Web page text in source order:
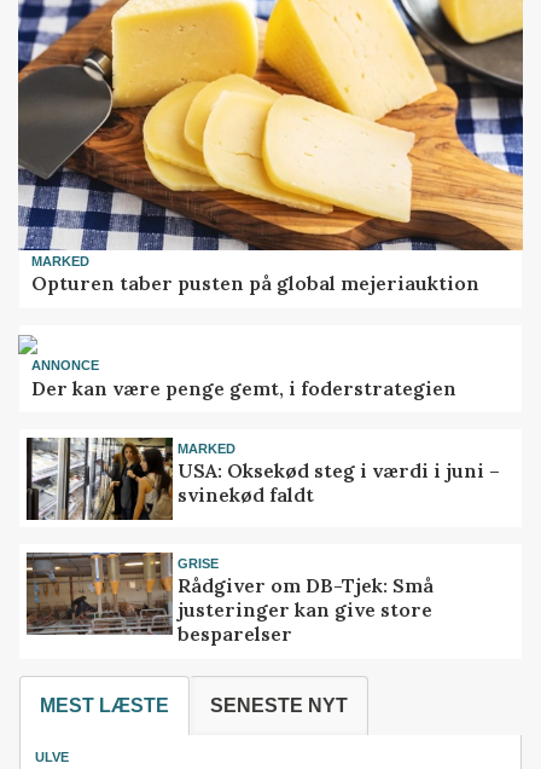
MARKED
Opturen taber pusten på global mejeriauktion
ANNONCE
Der kan være penge gemt, i foderstrategien
MARKED
USA: Oksekød steg i værdi i juni –
svinekød faldt
GRISE
Rådgiver om DB-Tjek: Små
justeringer kan give store
besparelser
MEST LÆSTE SENESTE NYT
ULVE